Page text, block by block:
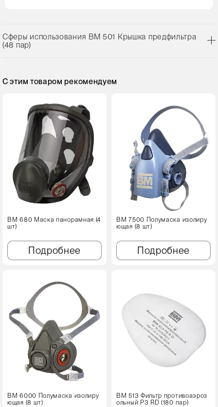
Сферы использования ВМ 501 Крышка предфильтра
(48 пар)
С этим товаром рекомендуем
ВМ 680 Маска панорамная (4
шт)
Подробнее
ВМ 7500 Полумаска изолиру
ющая (8 шт)
Подробнее
ВМ 6000 Полумаска изолиру
ющая (8 шт)
ВМ 513 Фильтр противоаэроз
ольный Р3 RD (180 пар)